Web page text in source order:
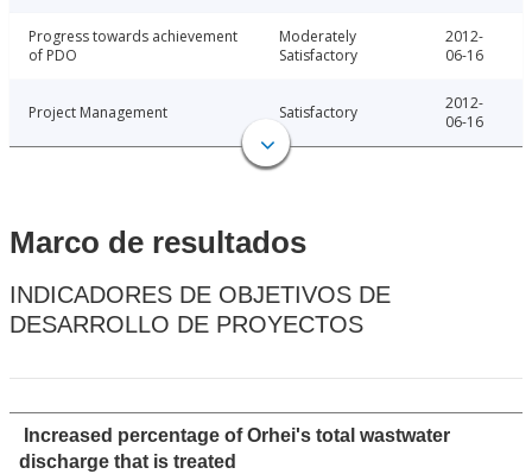
Progress towards achievement
of PDO
Moderately
Satisfactory
2012-
06-16
Project Management Satisfactory
2012-
06-16
Marco de resultados
INDICADORES DE OBJETIVOS DE
DESARROLLO DE PROYECTOS
Increased percentage of Orhei's total wastwater
discharge that is treated